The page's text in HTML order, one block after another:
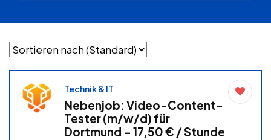
Technik & IT
Nebenjob: Video-Content-
Tester (m/w/d) für
Dortmund – 17,50 € / Stunde